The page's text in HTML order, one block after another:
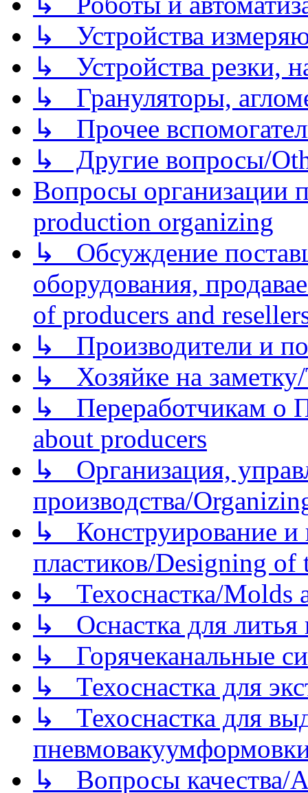
↳ Устройства
↳ Устройства резки,
↳ Грануляторы,
↳ Прочее
↳ Другие вопросы/
Вопросы организации
production organizing
↳ Обсуждение
оборудования,
of producers and
↳ Производители и
↳ Хозяйке на
↳ Переработчикам о
about producers
↳ Организация,
производства/
↳ Конструирование и
пластиков/Designing of
↳ Техоснастка/Molds
↳ Оснастка для литья
↳ Горячеканальные
↳ Техоснастка для
↳ Техоснастка для
↳ Вопросы качества/